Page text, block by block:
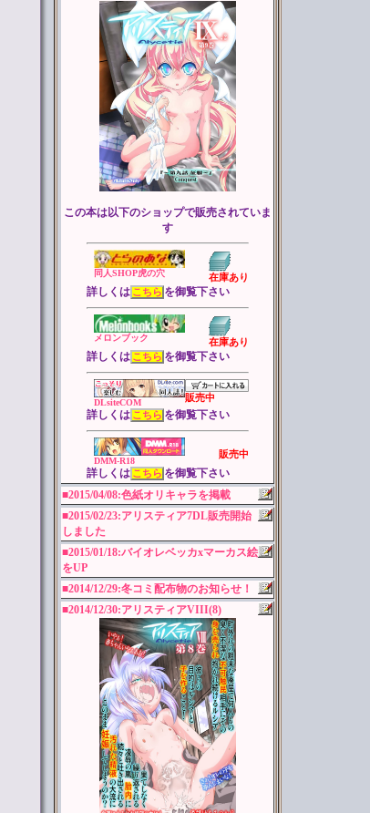
この本は以下のショップで販売されていま
す
同人SHOP虎の穴 在庫あり
詳しくは こちら を御覧下さい
メロンブック 在庫あり
詳しくは こちら を御覧下さい
DLsiteCOM 販売中
詳しくは こちら を御覧下さい
DMM-R18
販売中
詳しくは こちら を御覧下さい
■2015/04/08:色紙オリキャラを掲載
■2015/02/23:アリスティア7DL販売開始
しました
■2015/01/18:バイオレベッカxマーカス絵
をUP
■2014/12/29:冬コミ配布物のお知らせ！
■2014/12/30:アリスティアVIII(8)